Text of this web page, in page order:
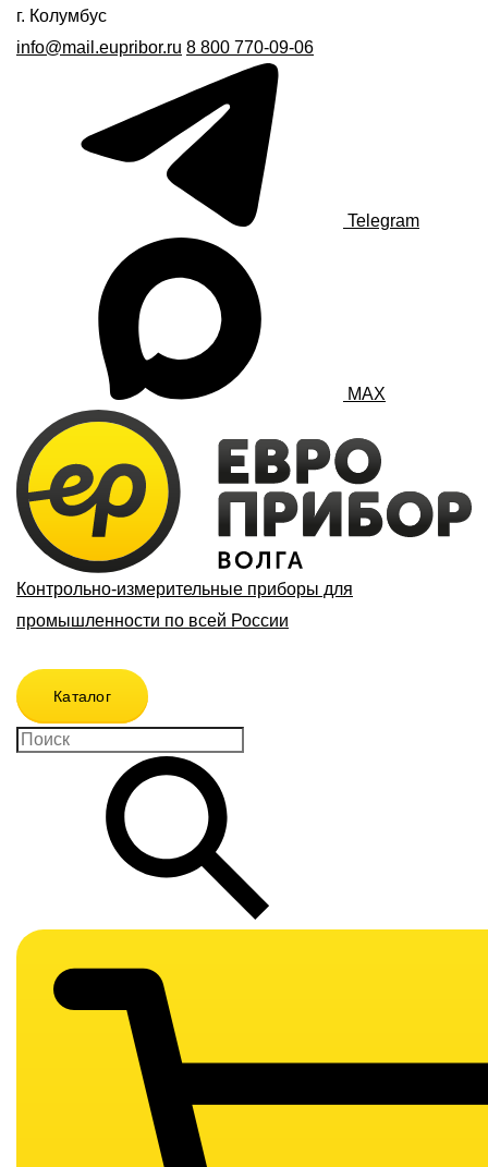
г. Колумбус
info@mail.eupribor.ru 8 800 770-09-06
Telegram
MAX
Контрольно-измерительные приборы для
промышленности по всей России
Каталог